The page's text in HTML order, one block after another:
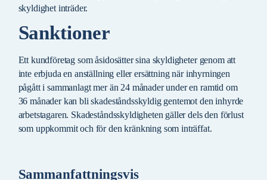
skyldighet inträder.
Sanktioner
Ett kundföretag som åsidosätter sina skyldigheter genom att
inte erbjuda en anställning eller ersättning när inhyrningen
pågått i sammanlagt mer än 24 månader under en ramtid om
36 månader kan bli skadeståndsskyldig gentemot den inhyrde
arbetstagaren. Skadeståndsskyldigheten gäller dels den förlust
som uppkommit och för den kränkning som inträffat.
Sammanfattningsvis